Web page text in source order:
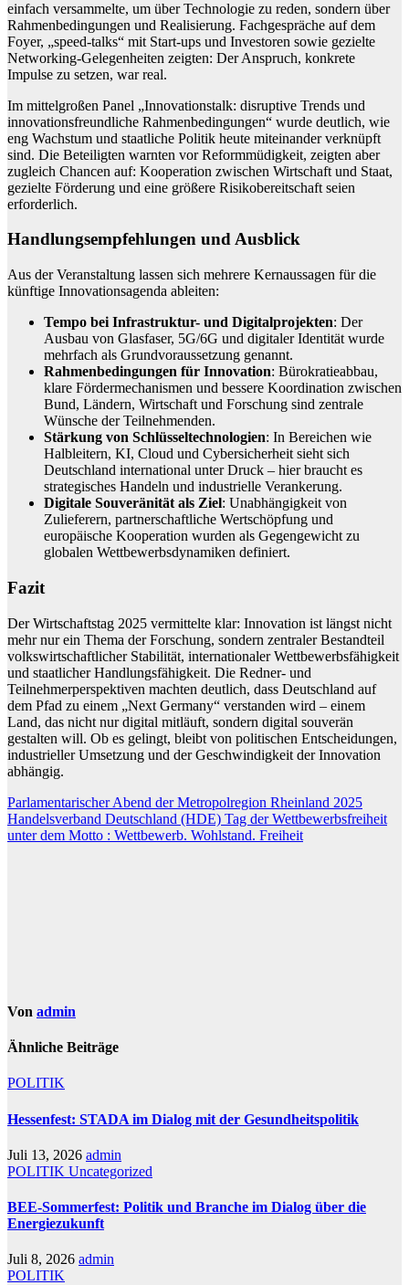
einfach versammelte, um über Technologie zu reden, sondern über
Rahmenbedingungen und Realisierung. Fachgespräche auf dem
Foyer, „speed-talks“ mit Start-ups und Investoren sowie gezielte
Networking-Gelegenheiten zeigten: Der Anspruch, konkrete
Impulse zu setzen, war real.
Im mittelgroßen Panel „Innovationstalk: disruptive Trends und
innovationsfreundliche Rahmenbedingungen“ wurde deutlich, wie
eng Wachstum und staatliche Politik heute miteinander verknüpft
sind. Die Beteiligten warnten vor Reformmüdigkeit, zeigten aber
zugleich Chancen auf: Kooperation zwischen Wirtschaft und Staat,
gezielte Förderung und eine größere Risikobereitschaft seien
erforderlich.
Handlungsempfehlungen und Ausblick
Aus der Veranstaltung lassen sich mehrere Kernaussagen für die
künftige Innovationsagenda ableiten:
Tempo bei Infrastruktur- und Digitalprojekten: Der
Ausbau von Glasfaser, 5G/6G und digitaler Identität wurde
mehrfach als Grundvoraussetzung genannt.
Rahmenbedingungen für Innovation: Bürokratieabbau,
klare Fördermechanismen und bessere Koordination zwischen
Bund, Ländern, Wirtschaft und Forschung sind zentrale
Wünsche der Teilnehmenden.
Stärkung von Schlüsseltechnologien: In Bereichen wie
Halbleitern, KI, Cloud und Cybersicherheit sieht sich
Deutschland international unter Druck – hier braucht es
strategisches Handeln und industrielle Verankerung.
Digitale Souveränität als Ziel: Unabhängigkeit von
Zulieferern, partnerschaftliche Wertschöpfung und
europäische Kooperation wurden als Gegengewicht zu
globalen Wettbewerbsdyn­amiken definiert.
Fazit
Der Wirtschaftstag 2025 vermittelte klar: Innovation ist längst nicht
mehr nur ein Thema der Forschung, sondern zentraler Bestandteil
volkswirtschaftlicher Stabilität, internationaler Wettbewerbsfähigkeit
und staatlicher Handlungsfähigkeit. Die Redner- und
Teilnehmerperspektiven machten deutlich, dass Deutschland auf
dem Pfad zu einem „Next Germany“ verstanden wird – einem
Land, das nicht nur digital mitläuft, sondern digital souverän
gestalten will. Ob es gelingt, bleibt von politischen Entscheidungen,
industrieller Umsetzung und der Geschwindigkeit der Innovation
abhängig.
Beitragsnavigation
Parlamentarischer Abend der Metropolregion Rheinland 2025
Handelsverband Deutschland (HDE) Tag der Wettbewerbsfreiheit
unter dem Motto : Wettbewerb. Wohlstand. Freiheit
Von admin
Ähnliche Beiträge
POLITIK
Hessenfest: STADA im Dialog mit der Gesundheitspolitik
Juli 13, 2026 admin
POLITIK Uncategorized
BEE-Sommerfest: Politik und Branche im Dialog über die
Energiezukunft
Juli 8, 2026 admin
POLITIK